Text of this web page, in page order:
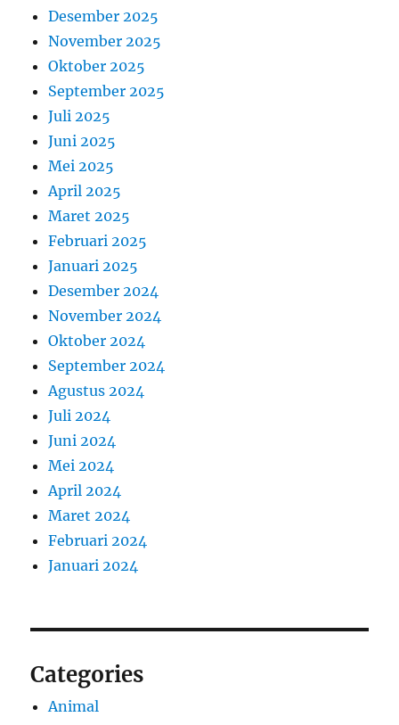
Desember 2025
November 2025
Oktober 2025
September 2025
Juli 2025
Juni 2025
Mei 2025
April 2025
Maret 2025
Februari 2025
Januari 2025
Desember 2024
November 2024
Oktober 2024
September 2024
Agustus 2024
Juli 2024
Juni 2024
Mei 2024
April 2024
Maret 2024
Februari 2024
Januari 2024
Categories
Animal